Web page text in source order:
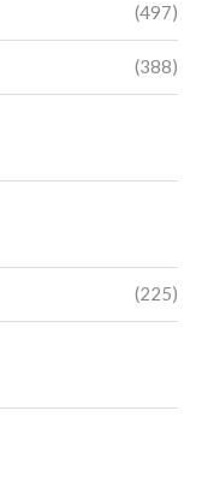
(497)
(388)
(225)